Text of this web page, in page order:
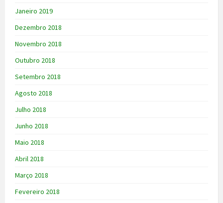
Janeiro 2019
Dezembro 2018
Novembro 2018
Outubro 2018
Setembro 2018
Agosto 2018
Julho 2018
Junho 2018
Maio 2018
Abril 2018
Março 2018
Fevereiro 2018